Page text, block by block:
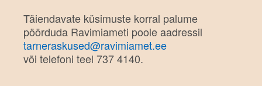
Täiendavate küsimuste korral palume
pöörduda Ravimiameti poole aadressil
tarneraskused@ravimiamet.ee
või telefoni teel 737 4140.